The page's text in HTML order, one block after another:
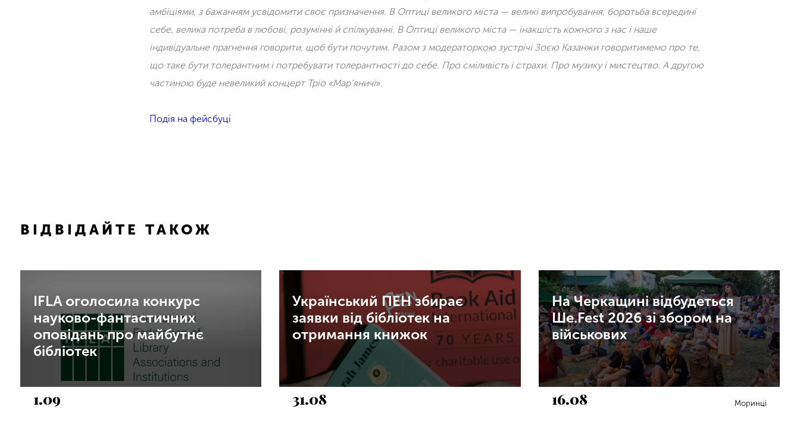
амбіціями, з бажанням усвідомити своє призначення. В Оптиці великого міста — великі випробування, боротьба всередині
себе, велика потреба в любові, розумінні й спілкуванні. В Оптиці великого міста — інакшість кожного з нас і наше
індивідуальне прагнення говорити, щоб бути почутим. Разом з модераторкою зустрічі Зоєю Казанжи говоритимемо про те,
що таке бути толерантним і потребувати толерантності до себе. Про сміливість і страхи. Про музику і мистецтво. А другою
частиною буде невеликий концерт Тріо «Мар‘яничі».
Подія на фейсбуці
ВІДВІДАЙТЕ ТАКОЖ
IFLA оголосила конкурс
науково-фантастичних
оповідань про майбутнє
бібліотек
1.09
Український ПЕН збирає
заявки від бібліотек на
отримання книжок
31.08
На Черкащині відбудеться
Ше.Fest 2026 зі збором на
військових
16.08 Моринці